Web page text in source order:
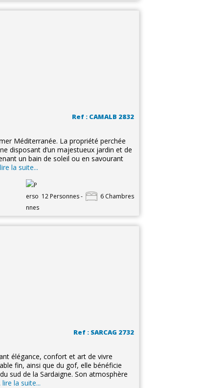
Ref : CAMALB 2832
Méditerranée. La propriété perchée
disposant d’un majestueux jardin et de
un bain de soleil ou en savourant
lire la suite...
12 Personnes - 6 Chambres
Ref : SARCAG 2732
élégance, confort et art de vivre
fin, ainsi que du gof, elle bénéficie
sud de la Sardaigne. Son atmosphère
lire la suite...